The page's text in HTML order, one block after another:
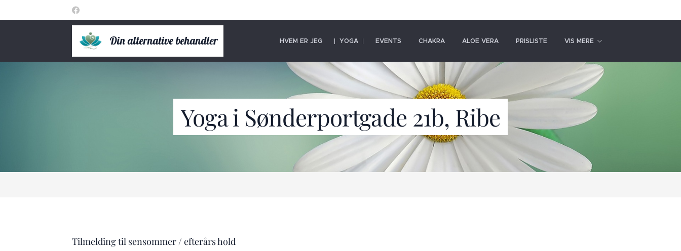
Din alternative behandler HVEM ER JEG YOGA EVENTS CHAKRA ALOE VERA PRISLISTE VIS MERE
Yoga i Sønderportgade 21b, Ribe
Tilmelding til sensommer / efterårs hold